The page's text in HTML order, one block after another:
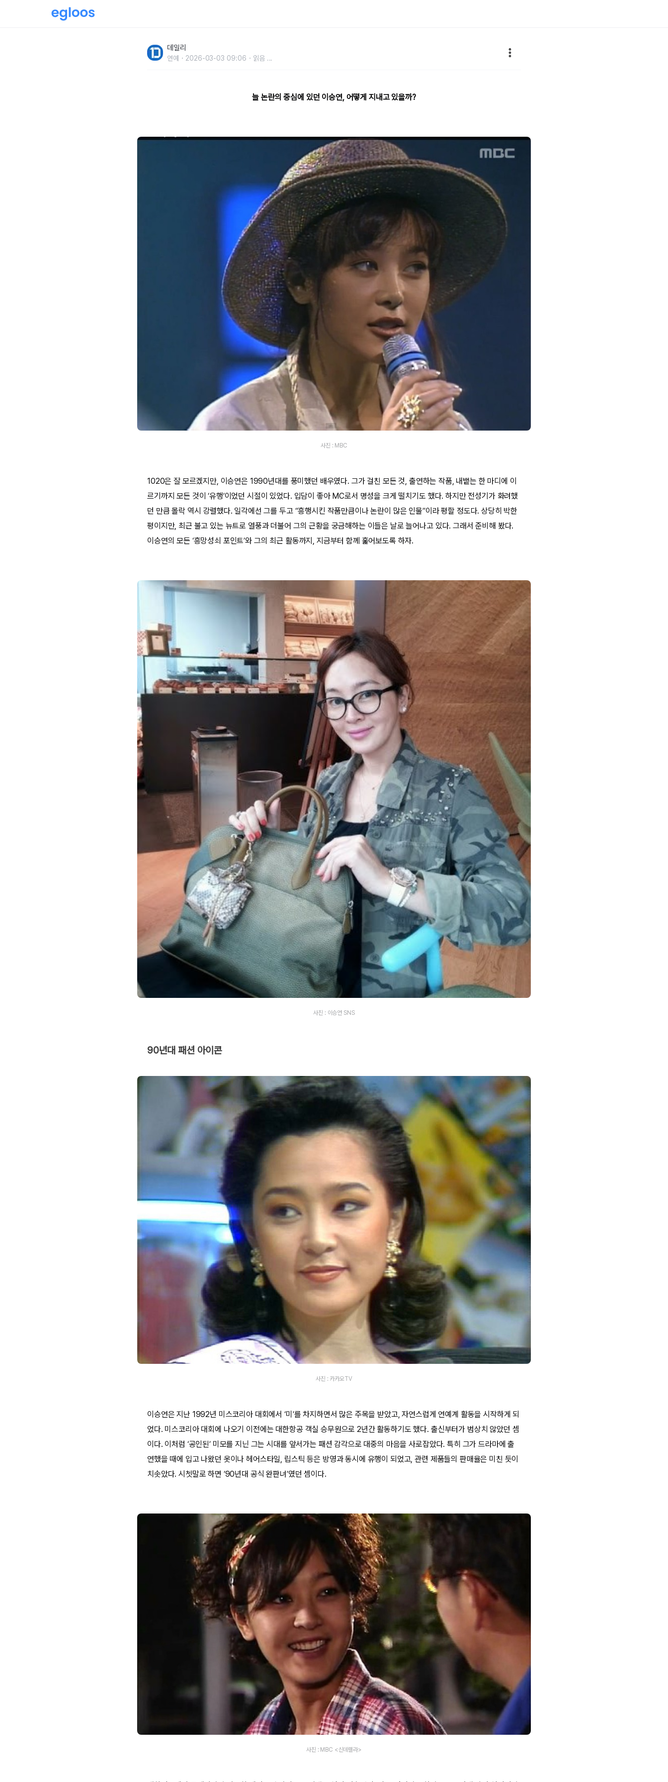
데일리
연예 2026-03-03 09:06 읽음 ...
늘 논란의 중심에 있던 이승연, 어떻게 지내고 있을까?
사진 : MBC
1020은 잘 모르겠지만, 이승연은 1990년대를 풍미했던 배우였다. 그가 걸친 모든 것, 출연하는 작품, 내뱉는 한 마디에 이
르기까지 모든 것이 ‘유행’이었던 시절이 있었다. 입담이 좋아 MC로서 명성을 크게 떨치기도 했다. 하지만 전성기가 화려했
던 만큼 몰락 역시 강렬했다. 일각에선 그를 두고 “흥행시킨 작품만큼이나 논란이 많은 인물”이라 평할 정도다. 상당히 박한
평이지만, 최근 불고 있는 뉴트로 열풍과 더불어 그의 근황을 궁금해하는 이들은 날로 늘어나고 있다. 그래서 준비해 봤다.
이승연의 모든 ‘흥망성쇠 포인트’와 그의 최근 활동까지, 지금부터 함께 훑어보도록 하자.
사진 : 이승연 SNS
90년대 패션 아이콘
사진 : 카카오TV
이승연은 지난 1992년 미스코리아 대회에서 ‘미’를 차지하면서 많은 주목을 받았고, 자연스럽게 연예계 활동을 시작하게 되
었다. 미스코리아 대회에 나오기 이전에는 대한항공 객실 승무원으로 2년간 활동하기도 했다. 출신부터가 범상치 않았던 셈
이다. 이처럼 ‘공인된’ 미모를 지닌 그는 시대를 앞서가는 패션 감각으로 대중의 마음을 사로잡았다. 특히 그가 드라마에 출
연했을 때에 입고 나왔던 옷이나 헤어스타일, 립스틱 등은 방영과 동시에 유행이 되었고, 관련 제품들의 판매율은 미친 듯이
치솟았다. 시쳇말로 하면 ‘90년대 공식 완판녀’였던 셈이다.
사진 : MBC <신데렐라>